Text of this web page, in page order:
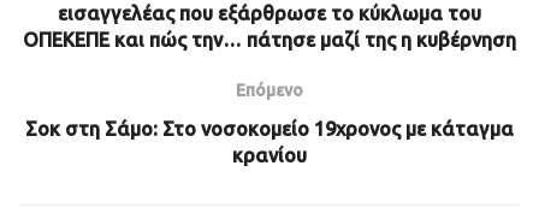
εισαγγελέας που εξάρθρωσε το κύκλωμα του
ΟΠΕΚΕΠΕ και πώς την… πάτησε μαζί της η κυβέρνηση
Επόμενο
Σοκ στη Σάμο: Στο νοσοκομείο 19χρονος με κάταγμα
κρανίου